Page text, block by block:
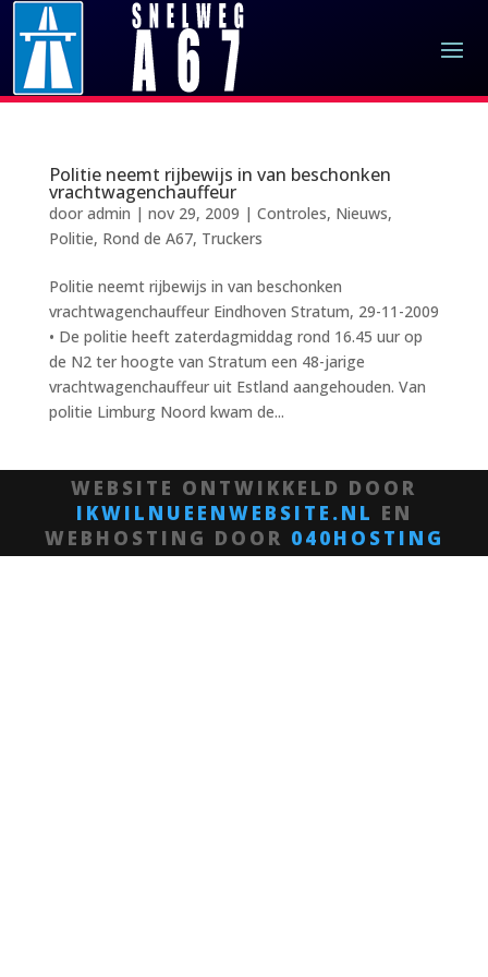
Politie neemt rijbewijs in van beschonken
vrachtwagenchauffeur
door admin | nov 29, 2009 | Controles, Nieuws,
Politie, Rond de A67, Truckers
Politie neemt rijbewijs in van beschonken
vrachtwagenchauffeur Eindhoven Stratum, 29-11-2009
• De politie heeft zaterdagmiddag rond 16.45 uur op
de N2 ter hoogte van Stratum een 48-jarige
vrachtwagenchauffeur uit Estland aangehouden. Van
politie Limburg Noord kwam de...
WEBSITE ONTWIKKELD DOOR
IKWILNUEENWEBSITE.NL EN
WEBHOSTING DOOR 040HOSTING